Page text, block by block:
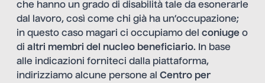
che hanno un grado di disabilità tale da esonerarle
dal lavoro, così come chi già ha un’occupazione;
in questo caso magari ci occupiamo del coniuge o
di altri membri del nucleo beneficiario. In base
alle indicazioni forniteci dalla piattaforma,
indirizziamo alcune persone al Centro per